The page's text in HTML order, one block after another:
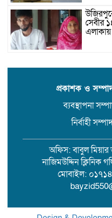
সেবীর
সেমিনার
গৌরনদী
ওপর
নিন্দা
আসামি
প্রকাশক ও
ব্যবস্থাপনা
নির্বাহী
অফিস: বাবুল মিয়ার
নাজিমউদ্দিন ক্লিনিক
মোবাইল: